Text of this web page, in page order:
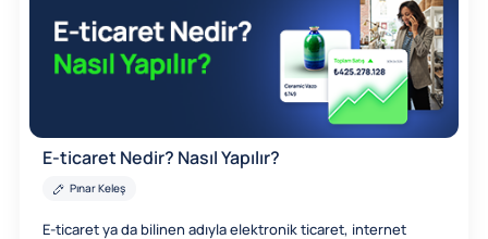
E-ticaret Nedir? Nasıl Yapılır?
Pınar Keleş
E-ticaret ya da bilinen adıyla elektronik ticaret, internet